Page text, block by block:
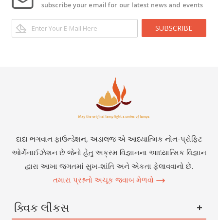
subscribe your email for our latest news and events
SUBSCRIBE
દાદા ભગવાન ફાઉન્ડેશન, અડાલજ એ આધ્યાત્મિક નોન-પ્રોફિટ
ઓર્ગેનાઈઝેશન છે જેનો હેતુ અક્રમ વિજ્ઞાનના આધ્યાત્મિક વિજ્ઞાન
દ્વારા આખા જગતમાં સુખ-શાંતિ અને એકતા ફેલાવવાનો છે.
તમારા પ્રશ્નનો અચૂક જવાબ મેળવો
ક્વિક લીંકસ